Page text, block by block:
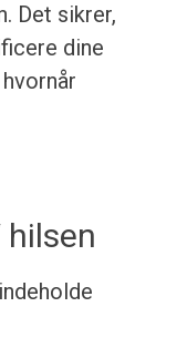
Det sikrer,
dine